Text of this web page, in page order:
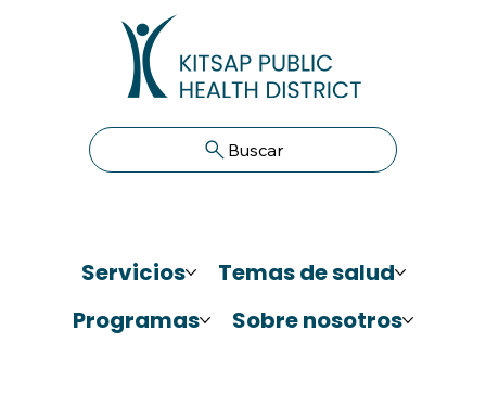
Buscar
Servicios
Temas de salud
Programas
Sobre nosotros